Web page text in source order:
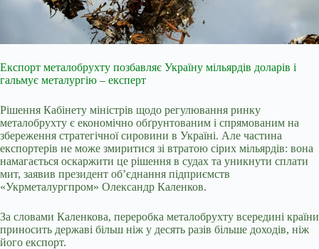
Експорт металобрухту позбавляє Україну мільярдів доларів і
гальмує металургію – експерт
Рішення Кабінету міністрів щодо регулювання ринку
металобрухту є економічно обґрунтованим і спрямованим на
збереження стратегічної сировини в Україні. Але частина
експортерів не може змиритися зі втратою сірих мільярдів: вона
намагається оскаржити це рішення в судах та уникнути сплати
мит, заявив президент об’єднання підприємств
«Укрметалургпром» Олександр Каленков.
За словами Каленкова, переробка металобрухту всередині країни
приносить державі більш ніж у десять разів більше доходів, ніж
його експорт.